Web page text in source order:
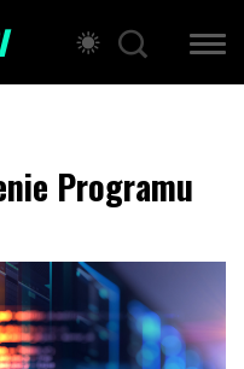
Programu